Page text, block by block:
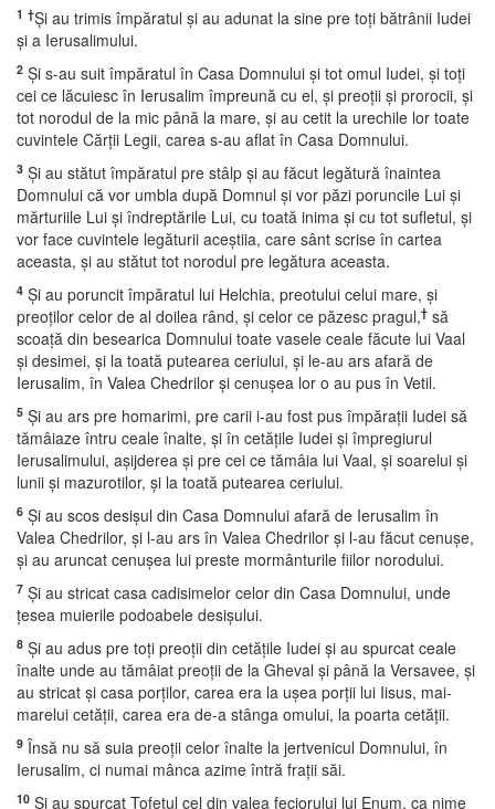
1 †Şi au trimis împăratul şi au adunat la sine pre toţi bătrânii Iudei
şi a Ierusalimului.
2 Şi s-au suit împăratul în Casa Domnului şi tot omul Iudei, şi toţi
cei ce lăcuiesc în Ierusalim împreună cu el, şi preoţii şi prorocii, şi
tot norodul de la mic până la mare, şi au cetit la urechile lor toate
cuvintele Cărţii Legii, carea s-au aflat în Casa Domnului.
3 Şi au stătut împăratul pre stâlp şi au făcut legătură înaintea
Domnului că vor umbla după Domnul şi vor păzi poruncile Lui şi
mărturiile Lui şi îndreptările Lui, cu toată inima şi cu tot sufletul, şi
vor face cuvintele legăturii aceştiia, care sânt scrise în cartea
aceasta, şi au stătut tot norodul pre legătura aceasta.
4 Şi au poruncit împăratul lui Helchia, preotului celui mare, şi
preoţilor celor de al doilea rând, şi celor ce păzesc pragul,† să
scoaţă din besearica Domnului toate vasele ceale făcute lui Vaal
şi desimei, şi la toată putearea ceriului, şi le-au ars afară de
Ierusalim, în Valea Chedrilor şi cenuşea lor o au pus în Vetil.
5 Şi au ars pre homarimi, pre carii i-au fost pus împăraţii Iudei să
tămâiaze întru ceale înalte, şi în cetăţile Iudei şi împregiurul
Ierusalimului, aşijderea şi pre cei ce tămâia lui Vaal, şi soarelui şi
lunii şi mazurotilor, şi la toată putearea ceriului.
6 Şi au scos desişul din Casa Domnului afară de Ierusalim în
Valea Chedrilor, şi l-au ars în Valea Chedrilor şi l-au făcut cenuşe,
şi au aruncat cenuşea lui preste mormânturile fiilor norodului.
7 Şi au stricat casa cadisimelor celor din Casa Domnului, unde
ţesea muierile podoabele desişului.
8 Şi au adus pre toţi preoţii din cetăţile Iudei şi au spurcat ceale
înalte unde au tămâiat preoţii de la Gheval şi până la Versavee, şi
au stricat şi casa porţilor, carea era la uşea porţii lui Iisus, mai-
marelui cetăţii, carea era de-a stânga omului, la poarta cetăţii.
9 Însă nu să suia preoţii celor înalte la jertvenicul Domnului, în
Ierusalim, ci numai mânca azime întră fraţii săi.
10 Şi au spurcat Tofetul cel din valea feciorului lui Enum, ca nime